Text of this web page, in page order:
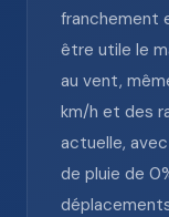
franchement
être utile le
au vent,
km/h et des
actuelle,
de pluie de